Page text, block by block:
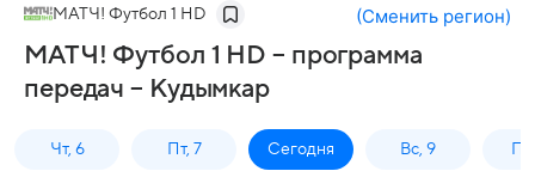
МАТЧ! Футбол 1 HD (Сменить регион)
МАТЧ! Футбол 1 HD – программа
передач – Кудымкар
Чт, 6 Пт, 7 Сегодня Вс, 9